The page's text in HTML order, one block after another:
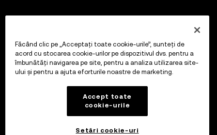
Făcând clic pe „Acceptați toate cookie-urile”, sunteți de
acord cu stocarea cookie-urilor pe dispozitivul dvs. pentru a
îmbunătăți navigarea pe site, pentru a analiza utilizarea site-
ului și pentru a ajuta eforturile noastre de marketing.
Accept toate
cookie-urile
Setări cookie-uri